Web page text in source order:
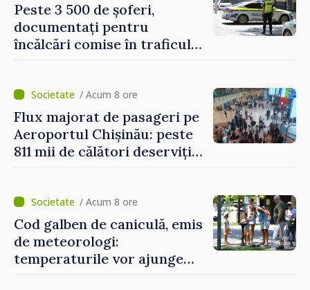
Peste 3 500 de șoferi,
documentați pentru
încălcări comise în traficul
/ Acum 8 ore
Flux majorat de pasageri pe
Aeroportul Chișinău: peste
811 mii de călători deserviți
/ Acum 8 ore
Cod galben de caniculă, emis
de meteorologi:
temperaturile vor ajunge